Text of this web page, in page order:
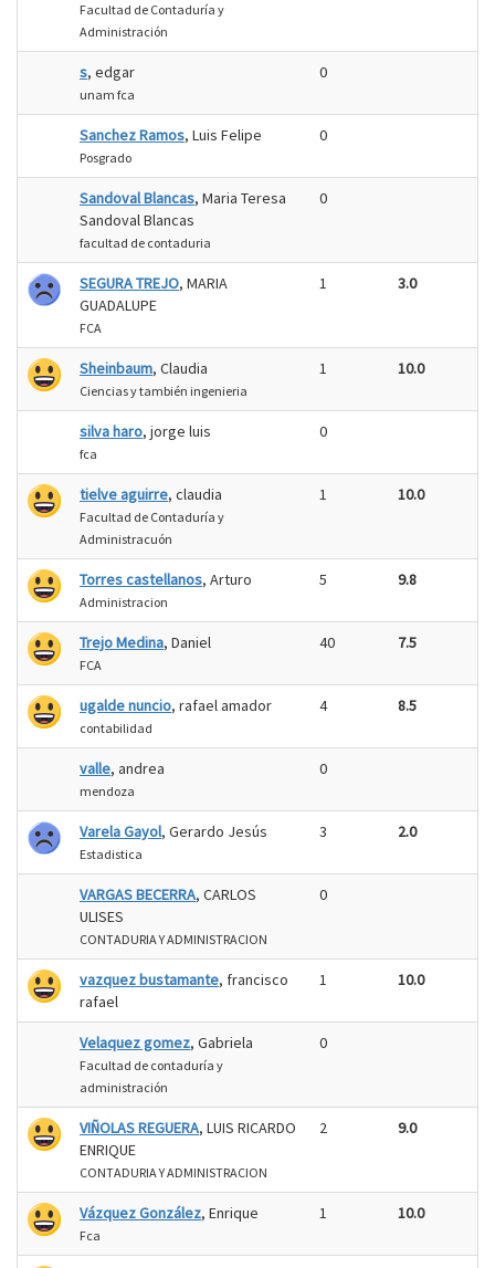
Facultad de Contaduría y
Administración
s, edgar
unam fca
0
Sanchez Ramos, Luis Felipe
Posgrado
0
Sandoval Blancas, Maria Teresa
Sandoval Blancas
facultad de contaduria
0
SEGURA TREJO, MARIA
GUADALUPE
FCA
1 3.0
Sheinbaum, Claudia
Ciencias y también ingenieria
1 10.0
silva haro, jorge luis
fca
0
tielve aguirre, claudia
Facultad de Contaduría y
Administracuón
1 10.0
Torres castellanos, Arturo
Administracion
5 9.8
Trejo Medina, Daniel
FCA
40 7.5
ugalde nuncio, rafael amador
contabilidad
4 8.5
valle, andrea
mendoza
0
Varela Gayol, Gerardo Jesús
Estadistica
3 2.0
VARGAS BECERRA, CARLOS
ULISES
CONTADURIA Y ADMINISTRACION
0
vazquez bustamante, francisco
rafael
1 10.0
Velaquez gomez, Gabriela
Facultad de contaduría y
administración
0
VIÑOLAS REGUERA, LUIS RICARDO
ENRIQUE
CONTADURIA Y ADMINISTRACION
2 9.0
Vázquez González, Enrique
Fca
1 10.0